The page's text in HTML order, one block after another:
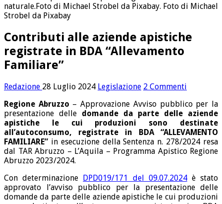
naturale.Foto di Michael Strobel da Pixabay. Foto di Michael
Strobel da Pixabay
Contributi alle aziende apistiche
registrate in BDA “Allevamento
Familiare”
Redazione 28 Luglio 2024 Legislazione 2 Commenti
Regione Abruzzo – Approvazione Avviso pubblico per la
presentazione delle domande da parte delle aziende
apistiche le cui produzioni sono destinate
all’autoconsumo, registrate in BDA “ALLEVAMENTO
FAMILIARE” in esecuzione della Sentenza n. 278/2024 resa
dal TAR Abruzzo – L’Aquila – Programma Apistico Regione
Abruzzo 2023/2024.
Con determinazione DPD019/171 del 09.07.2024è stato
approvato l’avviso pubblico per la presentazione delle
domande da parte delle aziende apistiche le cui produzioni